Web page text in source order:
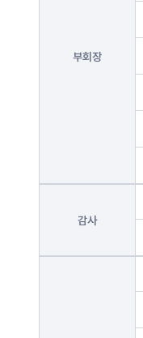
부회장
감사